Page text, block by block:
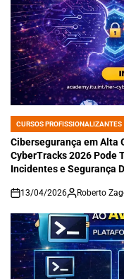
POSTED
IN
CURSOS PROFISSIONALIZANTES
Cibersegurança em Alta
CyberTracks 2026 Pode
Incidentes e Segurança
on
13/04/2026 Roberto